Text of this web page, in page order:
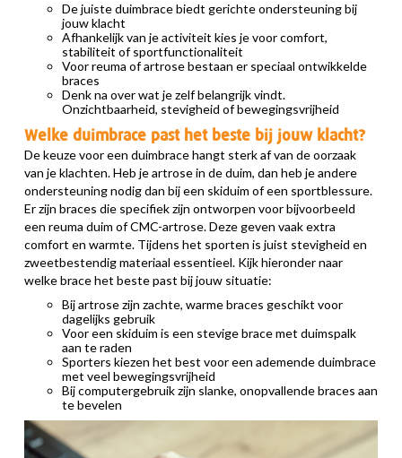
De juiste duimbrace biedt gerichte ondersteuning bij
jouw klacht
Afhankelijk van je activiteit kies je voor comfort,
stabiliteit of sportfunctionaliteit
Voor reuma of artrose bestaan er speciaal ontwikkelde
braces
Denk na over wat je zelf belangrijk vindt.
Onzichtbaarheid, stevigheid of bewegingsvrijheid
Welke duimbrace past het beste bij jouw klacht?
De keuze voor een duimbrace hangt sterk af van de oorzaak
van je klachten. Heb je artrose in de duim, dan heb je andere
ondersteuning nodig dan bij een skiduim of een sportblessure.
Er zijn braces die specifiek zijn ontworpen voor bijvoorbeeld
een reuma duim of CMC-artrose. Deze geven vaak extra
comfort en warmte. Tijdens het sporten is juist stevigheid en
zweetbestendig materiaal essentieel. Kijk hieronder naar
welke brace het beste past bij jouw situatie:
Bij artrose zijn zachte, warme braces geschikt voor
dagelijks gebruik
Voor een skiduim is een stevige brace met duimspalk
aan te raden
Sporters kiezen het best voor een ademende duimbrace
met veel bewegingsvrijheid
Bij computergebruik zijn slanke, onopvallende braces aan
te bevelen